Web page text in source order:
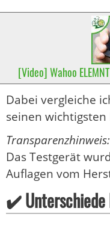
[Video] Wahoo
Dabei vergleiche
seinen
Transparenzhinweis:
Das Testgerät
Auflagen vom
✔️ Unterschiede